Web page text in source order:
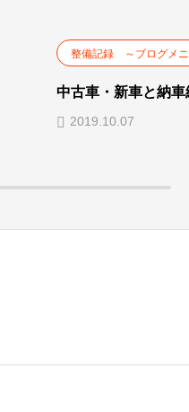
整備記録 ～ブログメ
中古車・新車と納
2019.10.07